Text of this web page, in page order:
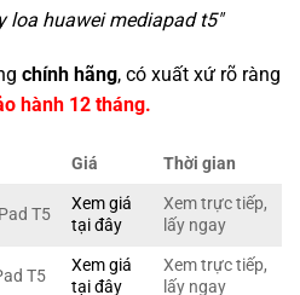
loa huawei mediapad t5"
chính hãng, có xuất xứ rõ ràng
hành 12 tháng.
Giá Thời gian
T5
Xem giá
tại đây
Xem trực tiếp,
lấy ngay
T5
Xem giá
tại đây
Xem trực tiếp,
lấy ngay